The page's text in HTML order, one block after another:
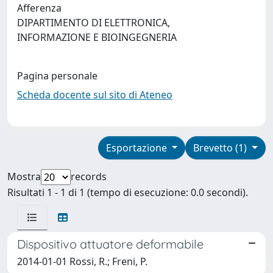
Afferenza
DIPARTIMENTO DI ELETTRONICA,
INFORMAZIONE E BIOINGEGNERIA
Pagina personale
Scheda docente sul sito di Ateneo
Brevetto (1)
Esportazione
Mostra
records
Risultati 1 - 1 di 1 (tempo di esecuzione: 0.0 secondi).
Dispositivo attuatore deformabile
2014-01-01 Rossi, R.; Freni, P.